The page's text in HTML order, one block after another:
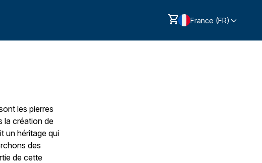
France (FR)
les pierres
la création de
un héritage qui
des
de cette